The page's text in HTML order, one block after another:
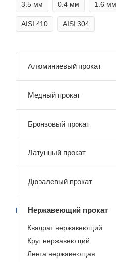
3.5 мм 0.4 мм 1.6 мм
AISI 410 AISI 304
Алюминиевый прокат
Медный прокат
Бронзовый прокат
Латунный прокат
Дюралевый прокат
Нержавеющий прокат
Квадрат нержавеющий
Круг нержавеющий
Лента нержавеющая